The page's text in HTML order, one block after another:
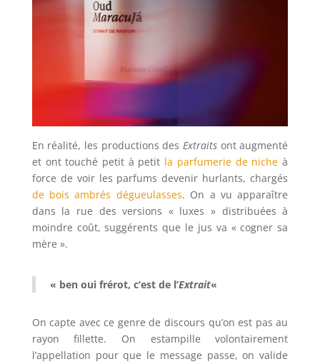
En réalité, les productions des Extraitsont augmenté
et ont touché petit à petit la parfumerie de niche à
force de voir les parfums devenir hurlants, chargés
de bois ambrés dégueulasses. On a vu apparaître
dans la rue des versions « luxes » distribuées à
moindre coût, suggérents que le jus va « cogner sa
mère ».
« ben oui frérot, c’est de l’Extrait«
On capte avec ce genre de discours qu’on est pas au
rayon fillette. On estampille volontairement
l’appellation pour que le message passe, on valide